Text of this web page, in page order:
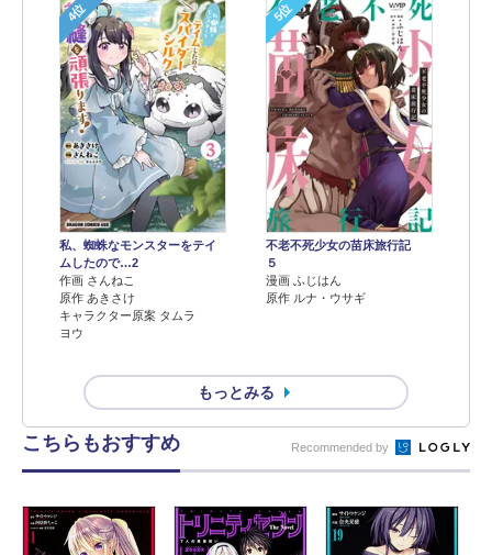
4位
私、蜘蛛なモンスターをテイ
ムしたので…2
作画 さんねこ
原作 あきさけ
キャラクター原案 タムラ
ヨウ
5位
不老不死少女の苗床旅行記
５
漫画 ふじはん
原作 ルナ・ウサギ
もっとみる
こちらもおすすめ Recommended by